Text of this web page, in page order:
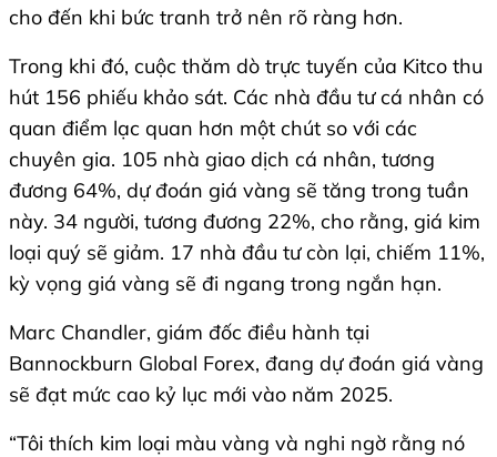
cho đến khi bức tranh trở nên rõ ràng hơn.
Trong khi đó, cuộc thăm dò trực tuyến của Kitco thu
hút 156 phiếu khảo sát. Các nhà đầu tư cá nhân có
quan điểm lạc quan hơn một chút so với các
chuyên gia. 105 nhà giao dịch cá nhân, tương
đương 64%, dự đoán giá vàng sẽ tăng trong tuần
này. 34 người, tương đương 22%, cho rằng, giá kim
loại quý sẽ giảm. 17 nhà đầu tư còn lại, chiếm 11%,
kỳ vọng giá vàng sẽ đi ngang trong ngắn hạn.
Marc Chandler, giám đốc điều hành tại
Bannockburn Global Forex, đang dự đoán giá vàng
sẽ đạt mức cao kỷ lục mới vào năm 2025.
“Tôi thích kim loại màu vàng và nghi ngờ rằng nó